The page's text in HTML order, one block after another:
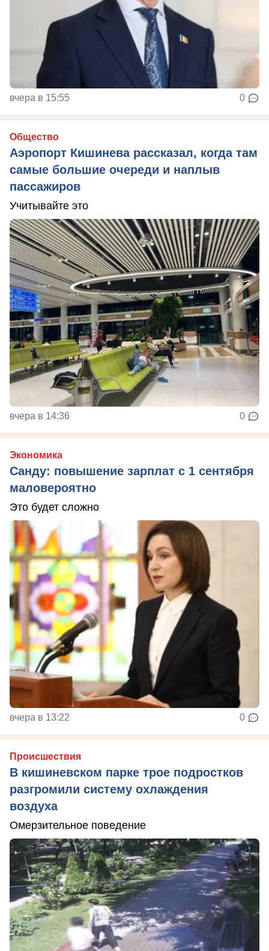
вчера в 15:55 0
Общество
Аэропорт Кишинева рассказал, когда там
самые большие очереди и наплыв
пассажиров
Учитывайте это
вчера в 14:36 0
Экономика
Санду: повышение зарплат с 1 сентября
маловероятно
Это будет сложно
вчера в 13:22 0
Происшествия
В кишиневском парке трое подростков
разгромили систему охлаждения
воздуха
Омерзительное поведение